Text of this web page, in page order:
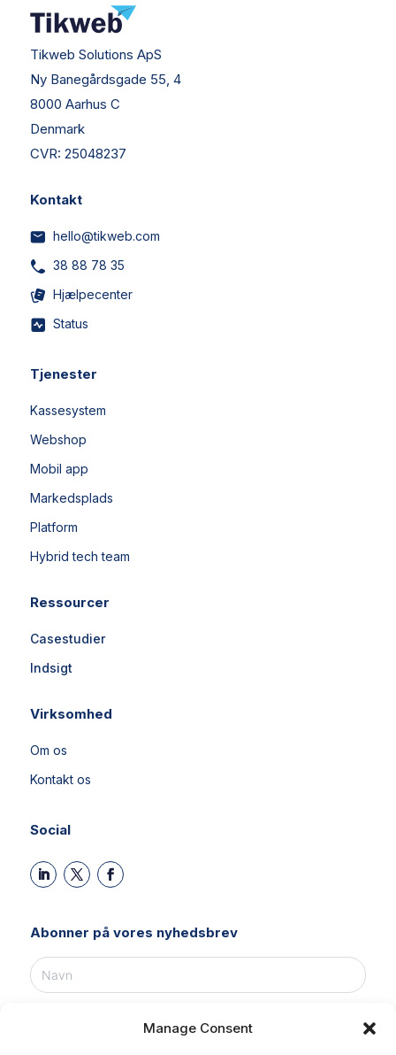
Manage Consent
Tikweb Solutions ApS
Ny Banegårdsgade 55, 4
8000 Aarhus C
Denmark
CVR: 25048237
Kontakt
hello@tikweb.com
38 88 78 35
Hjælpecenter
Status
Tjenester
Kassesystem
Webshop
Mobil app
Markedsplads
Platform
Hybrid tech team
Ressourcer
Casestudier
Indsigt
Virksomhed
Om os
Kontakt os
Social
Abonner på vores nyhedsbrev